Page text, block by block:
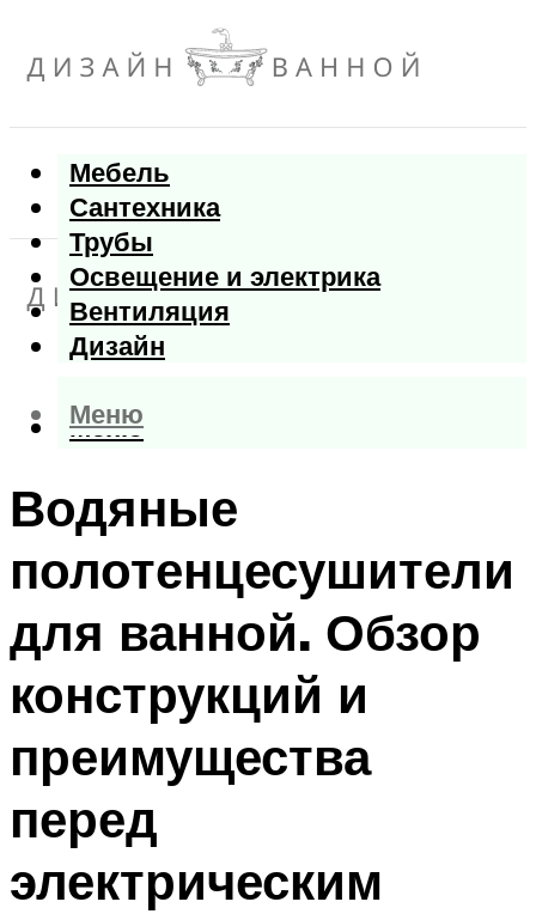
Мебель
Сантехника
Трубы
Освещение и электрика
Вентиляция
Дизайн
Меню
Меню
Водяные
полотенцесушители
для ванной. Обзор
конструкций и
преимущества
перед
электрическим